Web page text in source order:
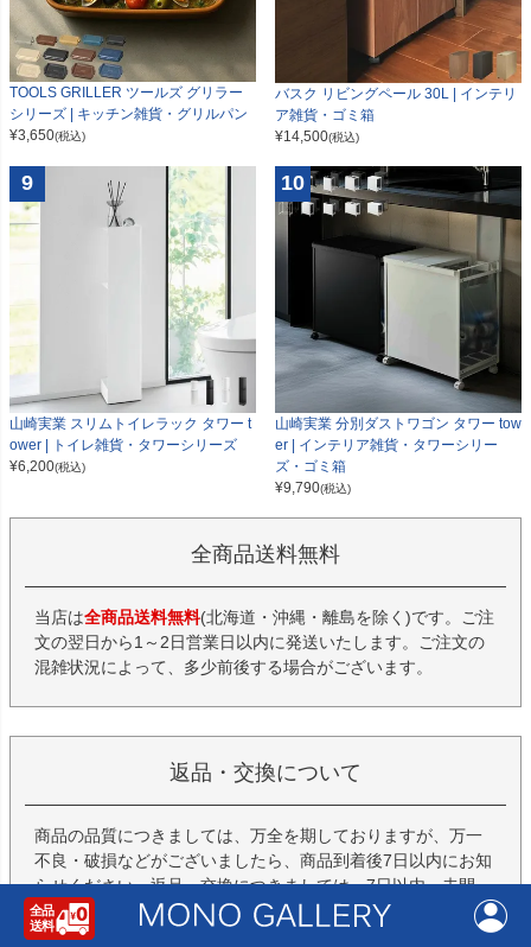
TOOLS GRILLER ツールズ グリラー
シリーズ | キッチン雑貨・グリルパン
¥3,650(税込)
バスク リビングペール 30L | インテリ
ア雑貨・ゴミ箱
¥14,500(税込)
9
山崎実業 スリムトイレラック タワー t
ower | トイレ雑貨・タワーシリーズ
¥6,200(税込)
10
山崎実業 分別ダストワゴン タワー tow
er | インテリア雑貨・タワーシリー
ズ・ゴミ箱
¥9,790(税込)
全商品送料無料
当店は全商品送料無料(北海道・沖縄・離島を除く)です。ご注
文の翌日から1～2日営業日以内に発送いたします。ご注文の
混雑状況によって、多少前後する場合がございます。
返品・交換について
商品の品質につきましては、万全を期しておりますが、万一
不良・破損などがございましたら、商品到着後7日以内にお知
らせください。返品・交換につきましては、7日以内、未開
封・未使用に限り可能です。